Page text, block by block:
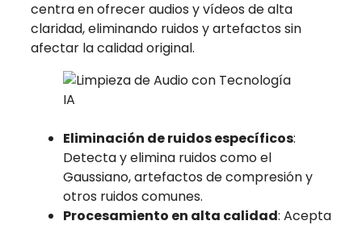
centra en ofrecer audios y vídeos de alta
claridad, eliminando ruidos y artefactos sin
afectar la calidad original.
Eliminación de ruidos específicos:
Detecta y elimina ruidos como el
Gaussiano, artefactos de compresión y
otros ruidos comunes.
Procesamiento en alta calidad: Acepta